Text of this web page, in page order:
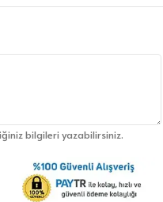
bilgileri yazabilirsiniz.